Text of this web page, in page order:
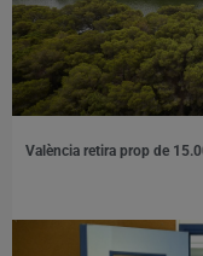
València retira prop de